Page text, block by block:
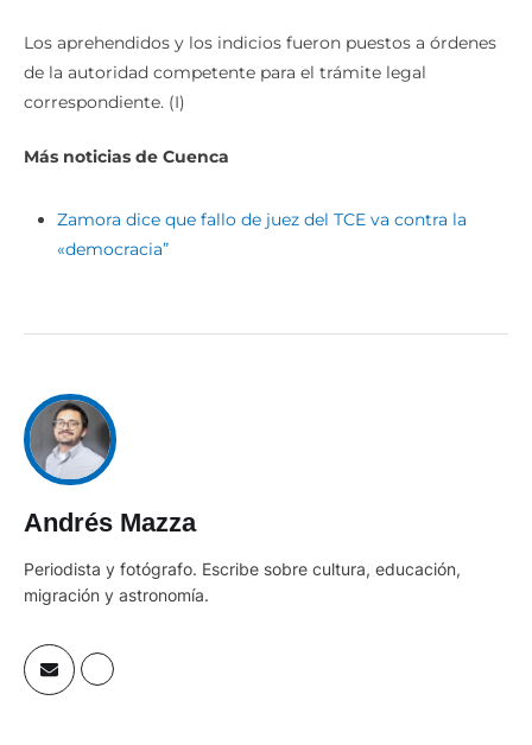
Los aprehendidos y los indicios fueron puestos a órdenes
de la autoridad competente para el trámite legal
correspondiente. (I)
Más noticias de Cuenca
Zamora dice que fallo de juez del TCE va contra la
«democracia”
Andrés Mazza
Periodista y fotógrafo. Escribe sobre cultura, educación,
migración y astronomía.